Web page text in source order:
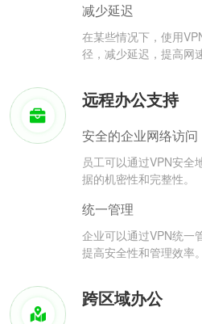
减少延迟
在某些情况下，使用
径，减少延迟，提高网
远程办公支持
安全的企业网络访问
员工可以通过VPN安全
据的机密性和完整性。
统一管理
企业可以通过VPN统一
提高安全性和管理效率。
跨区域办公